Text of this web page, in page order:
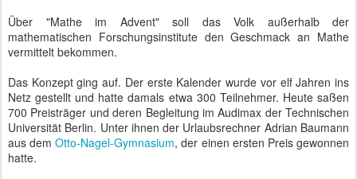
Über "Mathe im Advent" soll das Volk außerhalb der
mathematischen Forschungsinstitute den Geschmack an Mathe
vermittelt bekommen.
Das Konzept ging auf. Der erste Kalender wurde vor elf Jahren ins
Netz gestellt und hatte damals etwa 300 Teilnehmer. Heute saßen
700 Preisträger und deren Begleitung im Audimax der Technischen
Universität Berlin. Unter ihnen der Urlaubsrechner Adrian Baumann
aus demOtto-Nagel-Gymnasium, der einen ersten Preis gewonnen
hatte.